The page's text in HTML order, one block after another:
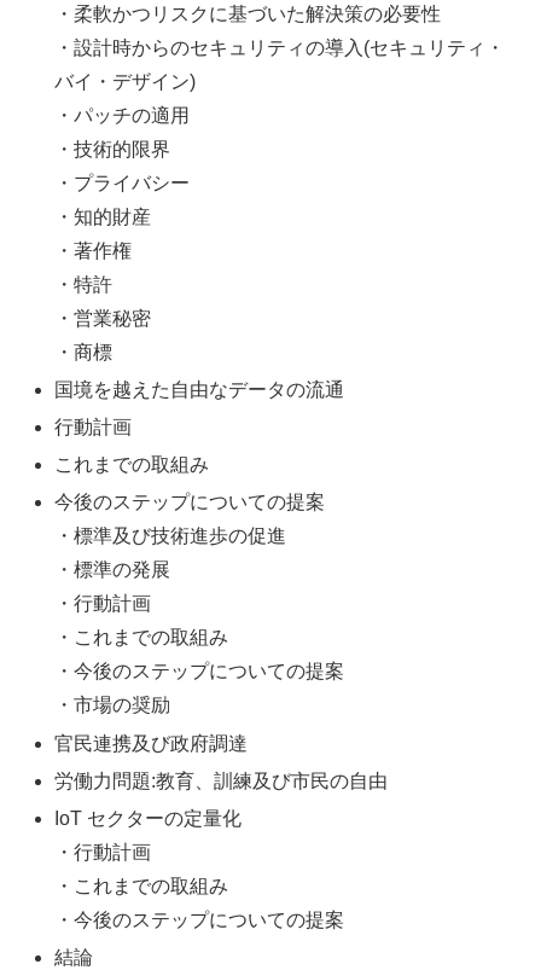
・柔軟かつリスクに基づいた解決策の必要性
・設計時からのセキュリティの導入(セキュリティ・
バイ・デザイン)
・パッチの適用
・技術的限界
・プライバシー
・知的財産
・著作権
・特許
・営業秘密
・商標
国境を越えた自由なデータの流通
行動計画
これまでの取組み
今後のステップについての提案
・標準及び技術進歩の促進
・標準の発展
・行動計画
・これまでの取組み
・今後のステップについての提案
・市場の奨励
官民連携及び政府調達
労働力問題:教育、訓練及び市民の自由
IoT セクターの定量化
・行動計画
・これまでの取組み
・今後のステップについての提案
結論